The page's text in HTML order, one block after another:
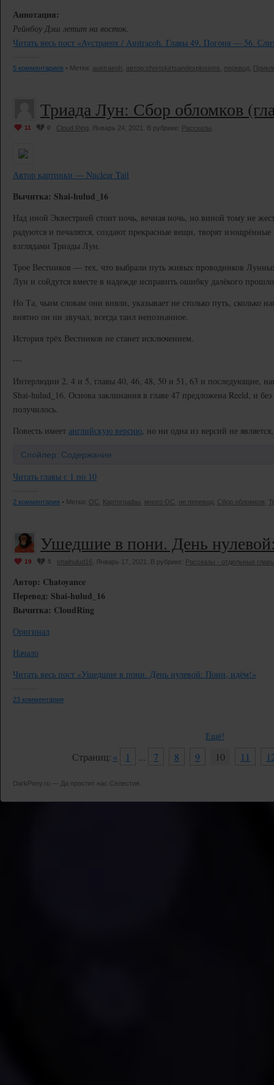
Аннотация:
Рейнбоу Дэш летит на восток.
Читать весь пост «Аустраеох / Austraeoh. Главы 49. Погоня — 56.
5 комментариев • Метки: austraeoh автор:shortskirtsandexplosions перевод
Триада Лун: Сбор обломков
11 0 Cloud Ring , Январь 24, 2021. В рубрике: Рассказы
Автор картинки — Nuclear Tail
Вычитка: Shai-hulud_16
Над иной Эквестрией стоит ночь, вечная ночь, но виной тому не
радуются и печалятся, создают прекрасные вещи, творят
взглядами Триады Лун.
Трое Вестников — тех, что выбрали путь живых проводников
Лун и сойдутся вместе в надежде исправить ошибку далёкого
Но Та, чьим словам они вняли, указывает не столько путь, сколько
внятно он ни звучал, всегда таил непознанное.
История трёх Вестников не станет исключением.
---
Интерлюдии 2, 4 и 5, главы 40, 46, 48, 50 и 51, 63 и последующие,
Shai-hulud_16. Основа заклинания в главе 47 предложена Reeld, и
получилось.
Повесть имеет английскую версию, но ни одна из версий не
Спойлер: Содержание
Читать главы с 1 по 10
2 комментария • Метки: OC Картографы много OC не перевод Сбор обломков
Ушедшие в пони. День
19 5 shaihulud16 , Январь 17, 2021. В рубрике: Рассказы - отдельные
Автор: Chatoyance
Перевод: Shai-hulud_16
Вычитка: CloudRing
Оригинал
Начало
Читать весь пост «Ушедшие в пони. День нулевой: Пони, идём!»
23 комментария
Ещё!
Страниц:« 1 7 8 9 10 11
DarkPony.ru — Да простит нас Селестия.